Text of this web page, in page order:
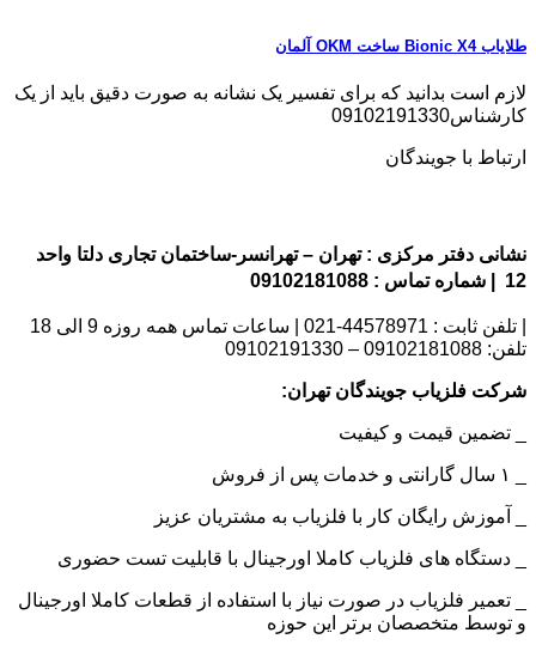
طلایاب Bionic X4 ساخت OKM آلمان
لازم است بدانید که برای تفسیر یک نشانه به صورت دقیق باید از یک
کارشناس09102191330
ارتباط با جویندگان
نشانی دفتر مرکزی : تهران – تهرانسر-ساختمان تجاری دلتا واحد
12 | شماره تماس : 09102181088
| تلفن ثابت : 44578971-021 | ساعات تماس همه روزه 9 الی 18
تلفن: 09102181088 – 09102191330
شرکت فلزیاب جویندگان تهران:
_ تضمین قیمت و کیفیت
_ آموزش رایگان کار با فلزیاب به مشتریان عزیز
_ دستگاه های فلزیاب کاملا اورجینال با قابلیت تست حضوری
_ تعمیر فلزیاب در صورت نیاز با استفاده از قطعات کاملا اورجینال
و توسط متخصصان برتر این حوزه